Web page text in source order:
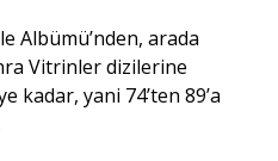
Albümü’nden, arada
Vitrinler dizilerine
kadar, yani 74’ten 89’a